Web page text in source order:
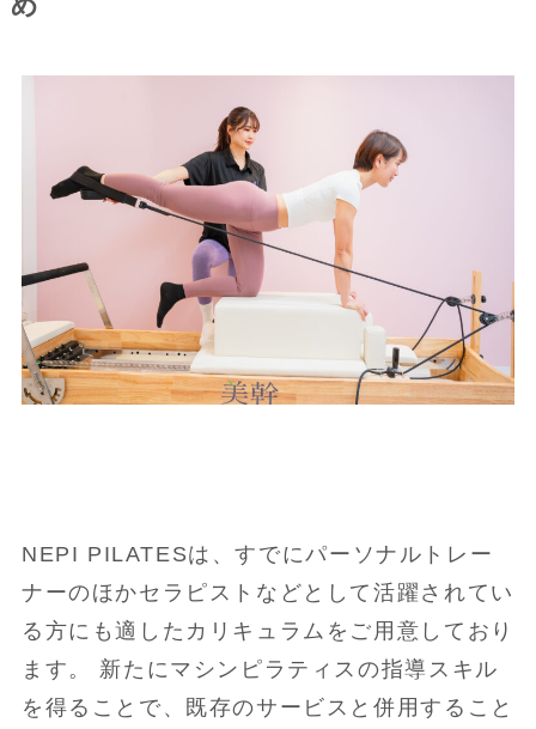
め
NEPI PILATESは、すでにパーソナルトレー
ナーのほかセラピストなどとして活躍されてい
る方にも適したカリキュラムをご用意しており
ます。 新たにマシンピラティスの指導スキル
を得ることで、既存のサービスと併用すること